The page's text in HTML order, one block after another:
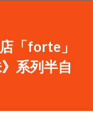
「forte」
系列半自